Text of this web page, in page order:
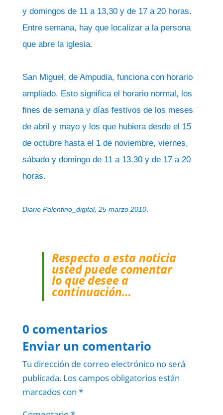
y domingos de 11 a 13,30 y de 17 a 20 horas.
Entre semana, hay que localizar a la persona
que abre la iglesia.
San Miguel, de Ampudia, funciona con horario
ampliado. Esto significa el horario normal, los
fines de semana y días festivos de los meses
de abril y mayo y los que hubiera desde el 15
de octubre hasta el 1 de noviembre, viernes,
sábado y domingo de 11 a 13,30 y de 17 a 20
horas.
Diario Palentino_digital, 25 marzo 2010.
Respecto a esta noticia
usted puede comentar
lo que desee a
continuación…
0 comentarios
Enviar un comentario
Tu dirección de correo electrónico no será
publicada. Los campos obligatorios están
marcados con *